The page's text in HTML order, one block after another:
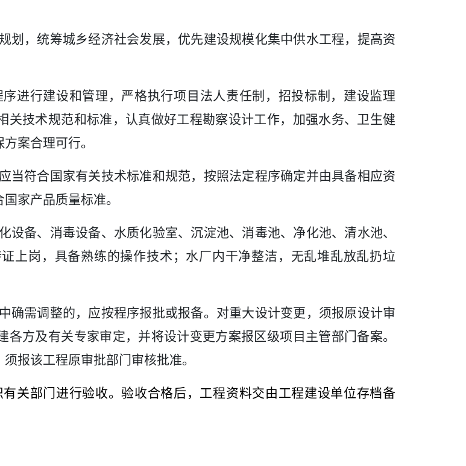
划，统筹城乡经济社会发展，优先建设规模化集中供水工程，提高资
进行建设和管理，严格执行项目法人责任制，招投标制，建设监理
关技术规范和标准，认真做好工程勘察设计工作，加强水务、卫生健
方案合理可行。
当符合国家有关技术标准和规范，按照法定程序确定并由具备相应资
家产品质量标准。
设备、消毒设备、水质化验室、沉淀池、消毒池、净化池、清水池、
上岗，具备熟练的操作技术；水厂内干净整洁，无乱堆乱放乱扔垃
确需调整的，应按程序报批或报备。对重大设计变更，须报原设计审
方及有关专家审定，并将设计变更方案报区级项目主管部门备案。
报该工程原审批部门审核批准。
关部门进行验收。验收合格后，工程资料交由工程建设单位存档备